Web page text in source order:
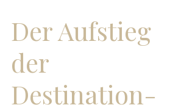
Der Aufstieg
der
Destination-